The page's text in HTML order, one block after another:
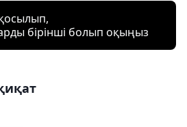
бірінші болып оқыңыз